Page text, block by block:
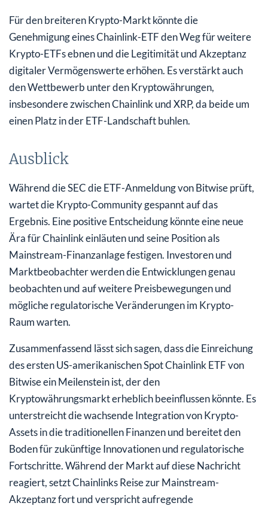
Für den breiteren Krypto-Markt könnte die
Genehmigung eines Chainlink-ETF den Weg für weitere
Krypto-ETFs ebnen und die Legitimität und Akzeptanz
digitaler Vermögenswerte erhöhen. Es verstärkt auch
den Wettbewerb unter den Kryptowährungen,
insbesondere zwischen Chainlink und XRP, da beide um
einen Platz in der ETF-Landschaft buhlen.
Ausblick
Während die SEC die ETF-Anmeldung von Bitwise prüft,
wartet die Krypto-Community gespannt auf das
Ergebnis. Eine positive Entscheidung könnte eine neue
Ära für Chainlink einläuten und seine Position als
Mainstream-Finanzanlage festigen. Investoren und
Marktbeobachter werden die Entwicklungen genau
beobachten und auf weitere Preisbewegungen und
mögliche regulatorische Veränderungen im Krypto-
Raum warten.
Zusammenfassend lässt sich sagen, dass die Einreichung
des ersten US-amerikanischen Spot Chainlink ETF von
Bitwise ein Meilenstein ist, der den
Kryptowährungsmarkt erheblich beeinflussen könnte. Es
unterstreicht die wachsende Integration von Krypto-
Assets in die traditionellen Finanzen und bereitet den
Boden für zukünftige Innovationen und regulatorische
Fortschritte. Während der Markt auf diese Nachricht
reagiert, setzt Chainlinks Reise zur Mainstream-
Akzeptanz fort und verspricht aufregende